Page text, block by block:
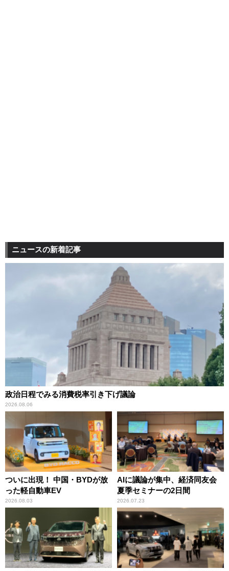
ニュースの新着記事
政治日程でみる消費税率引き下げ議論
2026.08.06
ついに出現！ 中国・BYDが放
った軽自動車EV
2026.08.03
AIに議論が集中、経済同友会
夏季セミナーの2日間
2026.07.23